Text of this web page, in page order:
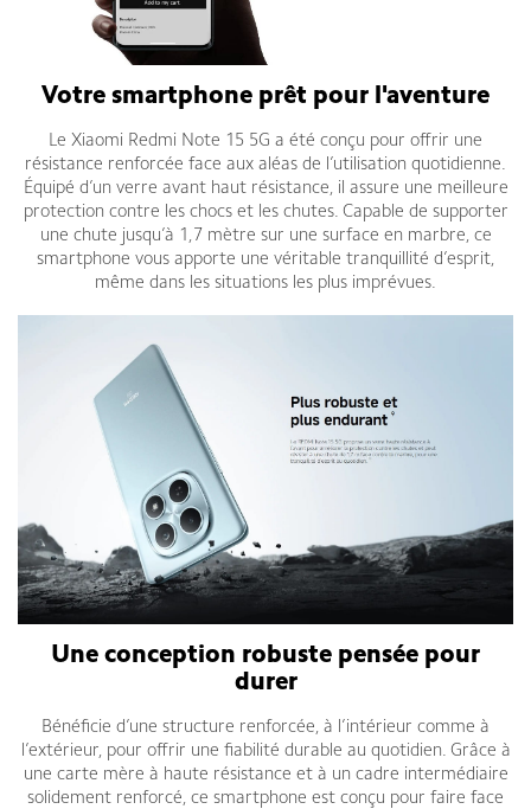
Votre smartphone prêt pour l'aventure
Le Xiaomi Redmi Note 15 5G a été conçu pour offrir une
résistance renforcée face aux aléas de l’utilisation quotidienne.
Équipé d’un verre avant haut résistance, il assure une meilleure
protection contre les chocs et les chutes. Capable de supporter
une chute jusqu’à 1,7 mètre sur une surface en marbre, ce
smartphone vous apporte une véritable tranquillité d’esprit,
même dans les situations les plus imprévues.
Une conception robuste pensée pour
durer
Bénéficie d’une structure renforcée, à l’intérieur comme à
l’extérieur, pour offrir une fiabilité durable au quotidien. Grâce à
une carte mère à haute résistance et à un cadre intermédiaire
solidement renforcé, ce smartphone est conçu pour faire face